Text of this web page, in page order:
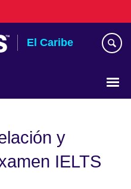
El Caribe
y
IELTS